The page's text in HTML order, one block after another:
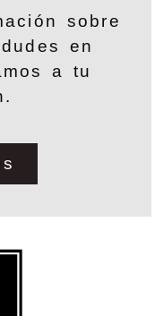
sobre
en
a tu